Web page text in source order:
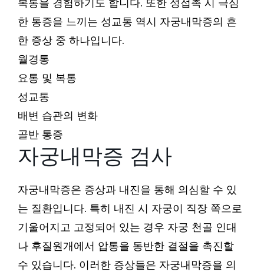
한 통증을 느끼는 성교통 역시 자궁내막증의 흔
한 증상 중 하나입니다.
월경통
요통 및 복통
성교통
배변 습관의 변화
골반 통증
자궁내막증 검사
자궁내막증은 증상과 내진을 통해 의심할 수 있
는 질환입니다. 특히 내진 시 자궁이 직장 쪽으로
기울어지고 고정되어 있는 경우 자궁 천골 인대
나 후질원개에서 압통을 동반한 결절을 촉진할
수 있습니다. 이러한 증상들은 자궁내막증을 의